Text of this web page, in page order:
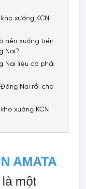
xưởng KCN
nên xuống tiền
Nai?
Nai liệu có phải
Đồng Nai rồi cho
xưởng KCN
AMATA
một